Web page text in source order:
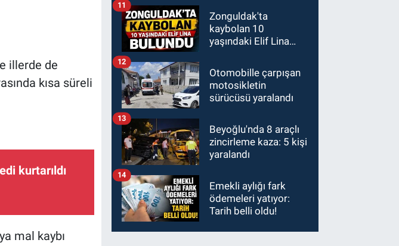
illerde de
kısa süreli
kurtarıldı
mal kaybı
Zonguldak'ta
kaybolan 10
yaşındaki Elif Lina
11
Otomobille çarpışan
motosikletin
sürücüsü yaralandı
12
Beyoğlu'nda 8 araçlı
zincirleme kaza: 5 kişi
yaralandı
13
Emekli aylığı fark
ödemeleri yatıyor:
Tarih belli oldu!
14